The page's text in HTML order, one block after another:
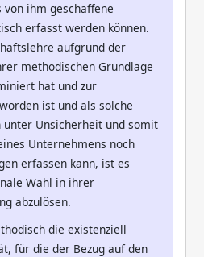
ihm geschaffene
erfasst werden können.
aufgrund der
methodischen Grundlage
hat und zur
ist und als solche
unter Unsicherheit und somit
Unternehmens noch
erfassen kann, ist es
Wahl in ihrer
abzulösen.
die existenziell
für die der Bezug auf den